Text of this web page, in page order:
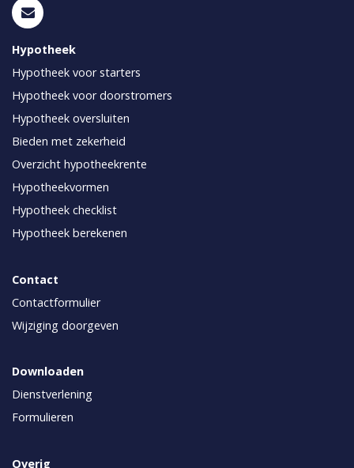
Hypotheek
Hypotheek voor starters
Hypotheek voor doorstromers
Hypotheek oversluiten
Bieden met zekerheid
Overzicht hypotheekrente
Hypotheekvormen
Hypotheek checklist
Hypotheek berekenen
Contact
Contactformulier
Wijziging doorgeven
Downloaden
Dienstverlening
Formulieren
Overig